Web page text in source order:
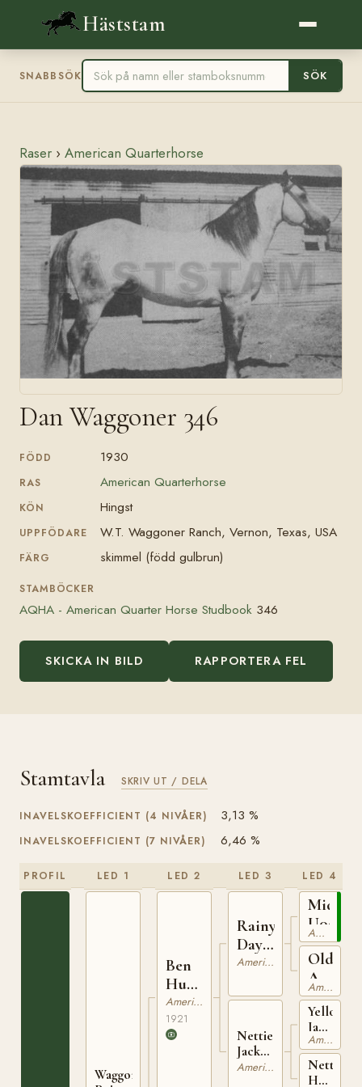
Häststam
SNABBSÖK SÖK
Raser › American Quarterhorse
Dan Waggoner 346
FÖDD 1930
RAS American Quarterhorse
KÖN Hingst
UPPFÖDARE W.T. Waggoner Ranch, Vernon, Texas, USA
FÄRG skimmel (född gulbrun)
STAMBÖCKER
AQHA - American Quarter Horse Studbook 346
SKICKA IN BILD RAPPORTERA FEL
Stamtavla SKRIV UT / DELA
INAVELSKOEFFICIENT (4 NIVÅER) 3,13 %
INAVELSKOEFFICIENT (7 NIVÅER) 6,46 %
PROFIL LED 1
Waggoners
LED 2
Ben
Hur
U0068047
American Quarterhorse
1921
LED 3
Rainy
Day
466 American Quarterhorse
Nettie
Jacket
U0075497
American Quarterhorse
LED 4
American Quarterhorse
Old
Alley
American Quarterhorse
Yellow
Jacket
U0081674
American Quarterhorse
Nettie
Harrison